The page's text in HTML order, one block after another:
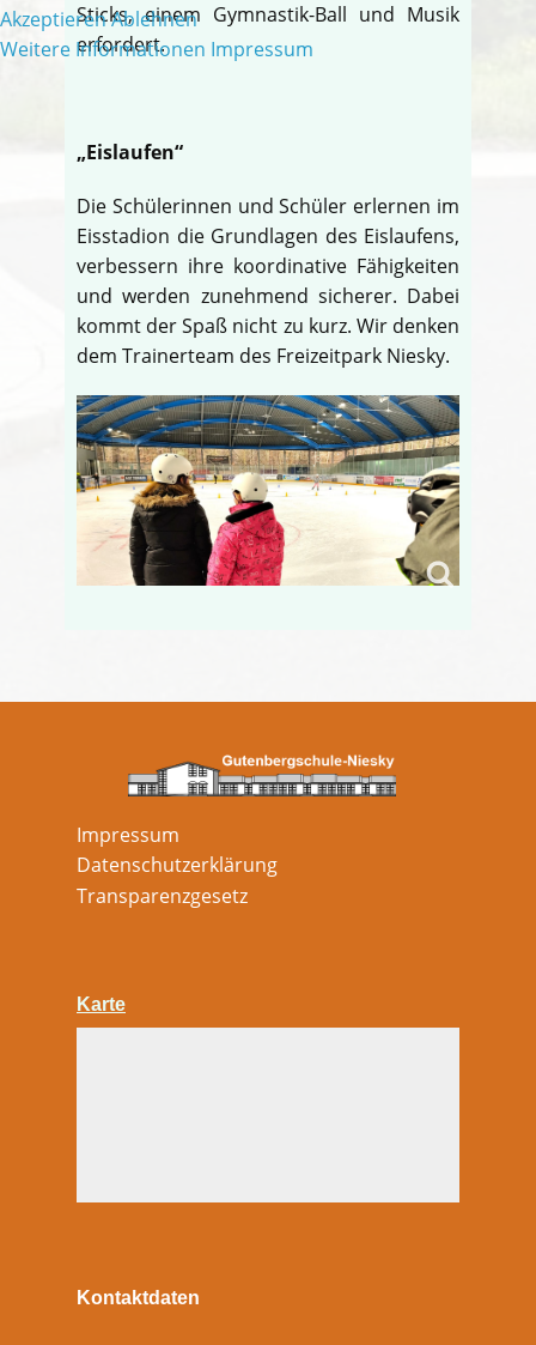
Sticks, einem Gymnastik-Ball und Musik
erfordert.
„Eislaufen“
Die Schülerinnen und Schüler erlernen im
Eisstadion die Grundlagen des Eislaufens,
verbessern ihre koordinative Fähigkeiten
und werden zunehmend sicherer. Dabei
kommt der Spaß nicht zu kurz. Wir denken
dem Trainerteam des Freizeitpark Niesky.
Impressum
Datenschutzerklärung
Transparenzgesetz
Karte
Kontaktdaten
AkzeptierenAblehnen
Weitere Informationen Impressum